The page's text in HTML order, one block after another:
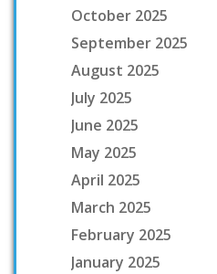
October 2025
September 2025
August 2025
July 2025
June 2025
May 2025
April 2025
March 2025
February 2025
January 2025